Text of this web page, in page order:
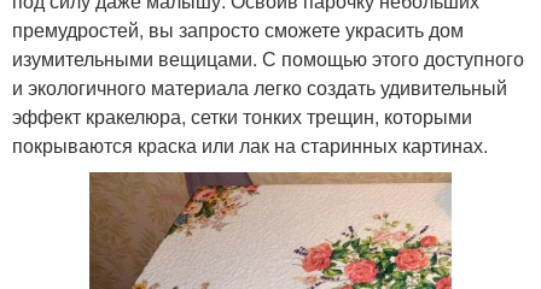
премудростей, вы запросто сможете украсить дом
изумительными вещицами. С помощью этого доступного
и экологичного материала легко создать удивительный
эффект кракелюра, сетки тонких трещин, которыми
покрываются краска или лак на старинных картинах.